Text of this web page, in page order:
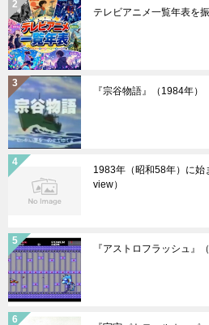
テレビアニメ一覧年表を
『宗谷物語』（1984年）
1983年（昭和58年）に始
view）
『アストロフラッシュ』